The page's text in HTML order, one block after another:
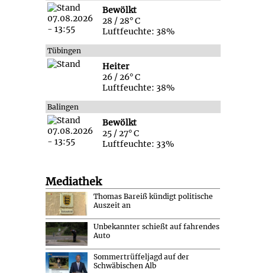
Bewölkt
28 / 28° C
Luftfeuchte: 38%
Tübingen
Heiter
26 / 26° C
Luftfeuchte: 38%
Balingen
Bewölkt
25 / 27° C
Luftfeuchte: 33%
Mediathek
Thomas Bareiß kündigt politische
Auszeit an
Unbekannter schießt auf fahrendes
Auto
Sommertrüffeljagd auf der
Schwäbischen Alb